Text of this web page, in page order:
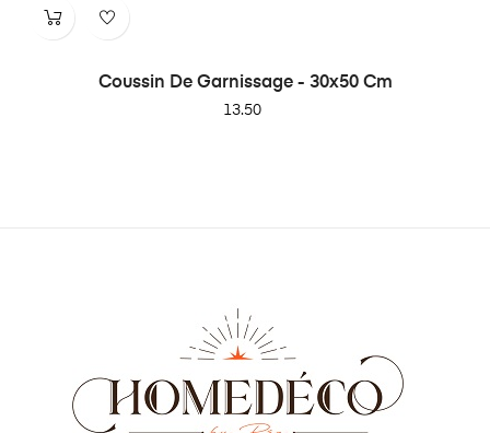
Coussin De Garnissage - 30x50 Cm
Price
13.50